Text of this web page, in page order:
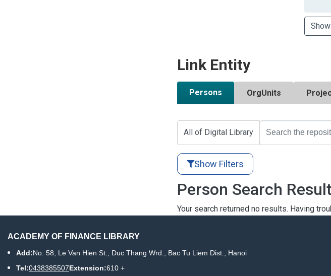
Link Entity
Persons OrgUnits
All of Digital Library
Show Filters
Person Search
Your search returned no results. Having
ACADEMY OF FINANCE LIBRARY
Add:No. 58, Le Van Hien St., Duc Thang Wrd., Bac Tu Liem Dist., Hanoi
Tel:0438385507Extension:610 +